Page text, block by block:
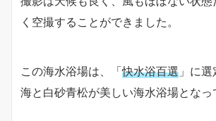
く空撮することができました。
この海水浴場は、「快水浴百選 」に
海と白砂青松が美しい海水浴場となっ